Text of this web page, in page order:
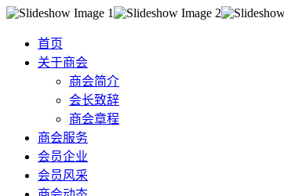
首页
关于商会
商会简介
会长致辞
商会章程
商会服务
会员企业
会员风采